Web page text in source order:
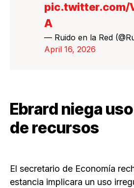
pic.twitter.com/
A
— Ruido en la Red
April 16, 2026
Ebrard niega
de recursos
El secretario de Economía
estancia implicara un uso